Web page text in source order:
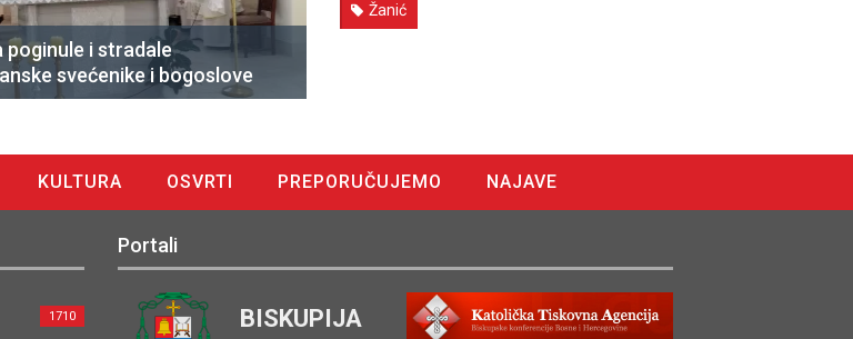
poginule i stradale
svećenike i bogoslove
Žanić
KULTURA OSVRTI PREPORUČUJEMO
NAJAVE
1710
Portali
BISKUPIJA